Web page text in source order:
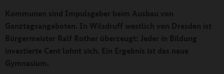
Kommunen sind Impulsgeber beim Ausbau von
Ganztagsangeboten. In Wilsdruff westlich von Dresden ist
Bürgermeister Ralf Rother überzeugt: Jeder in Bildung
investierte Cent lohnt sich. Ein Ergebnis ist das neue
Gymnasium.